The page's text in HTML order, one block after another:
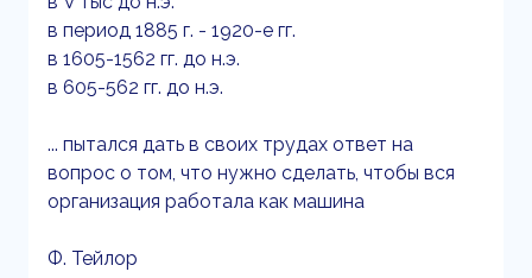
в период 1885 г. - 1920-е гг.
в 1605-1562 гг. до н.э.
в 605-562 гг. до н.э.
... пытался дать в своих трудах ответ на
вопрос о том, что нужно сделать, чтобы вся
организация работала как машина
Ф. Тейлор